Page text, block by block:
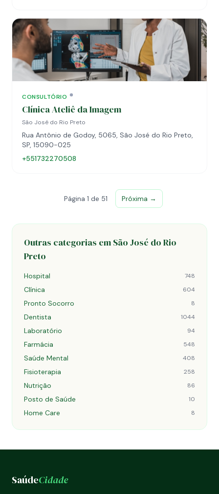
CONSULTÓRIO
Clínica Ateliê da Imagem
São José do Rio Preto
Rua Antônio de Godoy, 5065, São José do Rio Preto,
SP, 15090-025
+551732270508
Página 1 de 51 Próxima →
Outras categorias em São José do Rio
Preto
Hospital 748
Clínica 604
Pronto Socorro 8
Dentista 1044
Laboratório 94
Farmácia 548
Saúde Mental 408
Fisioterapia 258
Nutrição 86
Posto de Saúde 10
Home Care 8
SaúdeCidade